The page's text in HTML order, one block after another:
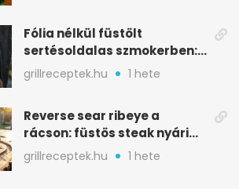
Fólia nélkül füstölt
sertésoldalas szmokerben:
ropogós bark, 6 óra
grillreceptek.hu 1 hete
Reverse sear ribeye a
rácson: füstös steak nyári
tökkebabbal
grillreceptek.hu 1 hete